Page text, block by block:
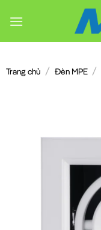
đến
Trang chủ / Đèn MPE /